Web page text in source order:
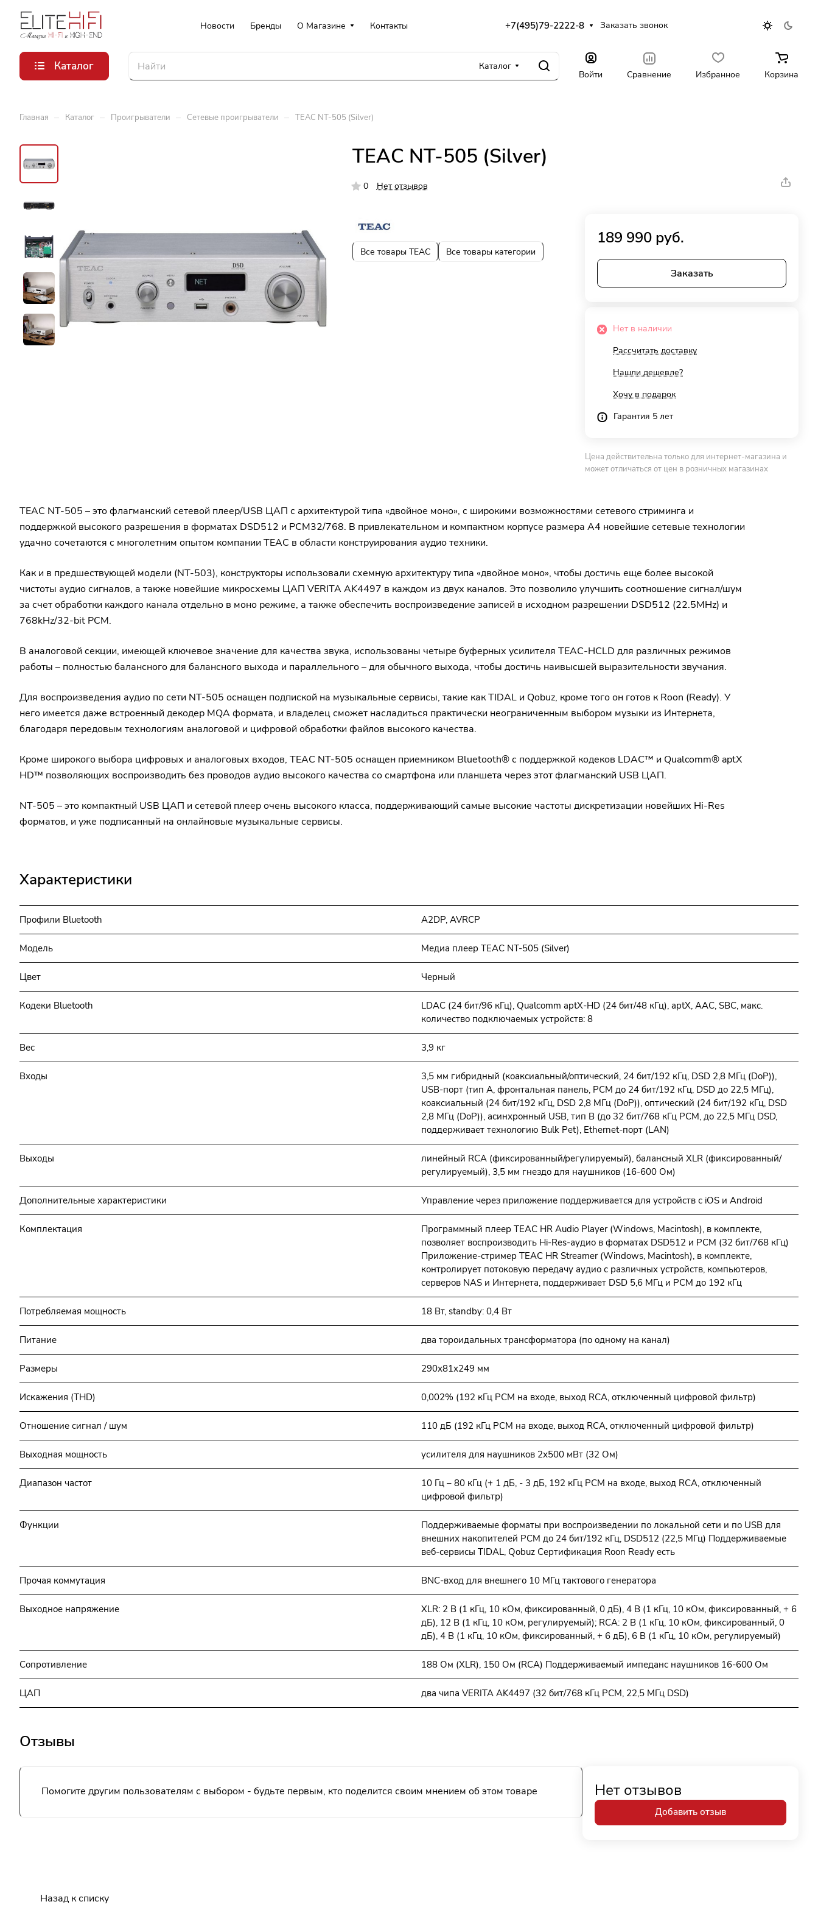
Новости Бренды О Магазине Контакты +7(495)79-2222-8 Заказать звонок
Каталог Каталог
Войти Сравнение Избранное Корзина
Главная – Каталог – Проигрыватели – Сетевые проигрыватели – TEAC NT-505 (Silver)
TEAC NT-505 (Silver)
0 Нет отзывов
Все товары TEAC Все товары категории
189 990 руб.
Заказать
Нет в наличии
Рассчитать доставку
Нашли дешевле?
Хочу в подарок
Гарантия 5 лет
Цена действительна только для интернет-магазина и
может отличаться от цен в розничных магазинах
TEAC NT-505 – это флагманский сетевой плеер/USB ЦАП с архитектурой типа «двойное моно», с широкими возможностями сетевого стриминга и
поддержкой высокого разрешения в форматах DSD512 и PCM32/768. В привлекательном и компактном корпусе размера A4 новейшие сетевые технологии
удачно сочетаются с многолетним опытом компании TEAC в области конструирования аудио техники.
Как и в предшествующей модели (NT-503), конструкторы использовали схемную архитектуру типа «двойное моно», чтобы достичь еще более высокой
чистоты аудио сигналов, а также новейшие микросхемы ЦАП VERITA AK4497 в каждом из двух каналов. Это позволило улучшить соотношение сигнал/шум
за счет обработки каждого канала отдельно в моно режиме, а также обеспечить воспроизведение записей в исходном разрешении DSD512 (22.5MHz) и
768kHz/32-bit PCM.
В аналоговой секции, имеющей ключевое значение для качества звука, использованы четыре буферных усилителя TEAC-HCLD для различных режимов
работы – полностью балансного для балансного выхода и параллельного – для обычного выхода, чтобы достичь наивысшей выразительности звучания.
Для воспроизведения аудио по сети NT-505 оснащен подпиской на музыкальные сервисы, такие как TIDAL и Qobuz, кроме того он готов к Roon (Ready). У
него имеется даже встроенный декодер MQA формата, и владелец сможет насладиться практически неограниченным выбором музыки из Интернета,
благодаря передовым технологиям аналоговой и цифровой обработки файлов высокого качества.
Кроме широкого выбора цифровых и аналоговых входов, TEAC NT-505 оснащен приемником Bluetooth® с поддержкой кодеков LDAC™ и Qualcomm® aptX
HD™ позволяющих воспроизводить без проводов аудио высокого качества со смартфона или планшета через этот флагманский USB ЦАП.
NT-505 – это компактный USB ЦАП и сетевой плеер очень высокого класса, поддерживающий самые высокие частоты дискретизации новейших Hi-Res
форматов, и уже подписанный на онлайновые музыкальные сервисы.
Характеристики
Профили Bluetooth A2DP, AVRCP
Модель Медиа плеер TEAC NT-505 (Silver)
Цвет Черный
Кодеки Bluetooth
LDAC (24 бит/96 кГц), Qualcomm aptX-HD (24 бит/48 кГц), aptX, AAC, SBC, макс.
количество подключаемых устройств: 8
Вес 3,9 кг
Входы
3,5 мм гибридный (коаксиальный/оптический, 24 бит/192 кГц, DSD 2,8 МГц (DoP)),
USB-порт (тип A, фронтальная панель, PCM до 24 бит/192 кГц, DSD до 22,5 МГц),
коаксиальный (24 бит/192 кГц, DSD 2,8 МГц (DoP)), оптический (24 бит/192 кГц, DSD
2,8 МГц (DoP)), асинхронный USB, тип B (до 32 бит/768 кГц PCM, до 22,5 МГц DSD,
поддерживает технологию Bulk Pet), Ethernet-порт (LAN)
Выходы
линейный RCA (фиксированный/регулируемый), балансный XLR (фиксированный/
регулируемый), 3,5 мм гнездо для наушников (16-600 Ом)
Дополнительные характеристики Управление через приложение поддерживается для устройств с iOS и Android
Комплектация
Программный плеер TEAC HR Audio Player (Windows, Macintosh), в комплекте,
позволяет воспроизводить Hi-Res-аудио в форматах DSD512 и PCM (32 бит/768 кГц)
Приложение-стример TEAC HR Streamer (Windows, Macintosh), в комплекте,
контролирует потоковую передачу аудио с различных устройств, компьютеров,
серверов NAS и Интернета, поддерживает DSD 5,6 МГц и PCM до 192 кГц
Потребляемая мощность 18 Вт, standby: 0,4 Вт
Питание два тороидальных трансформатора (по одному на канал)
Размеры 290х81х249 мм
Искажения (THD) 0,002% (192 кГц PCM на входе, выход RCA, отключенный цифровой фильтр)
Отношение сигнал / шум 110 дБ (192 кГц PCM на входе, выход RCA, отключенный цифровой фильтр)
Выходная мощность усилителя для наушников 2х500 мВт (32 Ом)
Диапазон частот
10 Гц – 80 кГц (+ 1 дБ, - 3 дБ, 192 кГц PCM на входе, выход RCA, отключенный
цифровой фильтр)
Функции
Поддерживаемые форматы при воспроизведении по локальной сети и по USB для
внешних накопителей PCM до 24 бит/192 кГц, DSD512 (22,5 МГц) Поддерживаемые
веб-сервисы TIDAL, Qobuz Сертификация Roon Ready есть
Прочая коммутация BNC-вход для внешнего 10 МГц тактового генератора
Выходное напряжение
XLR: 2 В (1 кГц, 10 кОм, фиксированный, 0 дБ), 4 В (1 кГц, 10 кОм, фиксированный, + 6
дБ), 12 В (1 кГц, 10 кОм, регулируемый); RCA: 2 В (1 кГц, 10 кОм, фиксированный, 0
дБ), 4 В (1 кГц, 10 кОм, фиксированный, + 6 дБ), 6 В (1 кГц, 10 кОм, регулируемый)
Сопротивление 188 Ом (XLR), 150 Ом (RCA) Поддерживаемый импеданс наушников 16-600 Ом
ЦАП два чипа VERITA AK4497 (32 бит/768 кГц PCM, 22,5 МГц DSD)
Отзывы
Помогите другим пользователям с выбором - будьте первым, кто поделится своим мнением об этом товаре Нет отзывов
Добавить отзыв
Назад к списку